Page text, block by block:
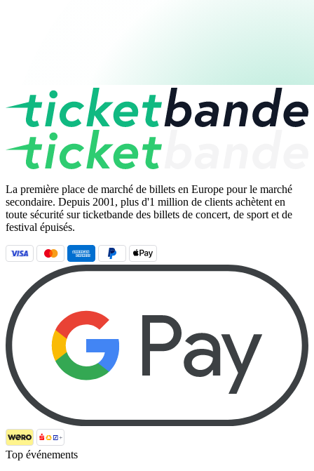
La première place de marché de billets en Europe pour le marché
secondaire. Depuis 2001, plus d'1 million de clients achètent en
toute sécurité sur ticketbande des billets de concert, de sport et de
festival épuisés.
Top événements